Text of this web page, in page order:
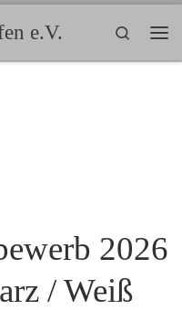
e.V.
Search
2026
/ Weiß